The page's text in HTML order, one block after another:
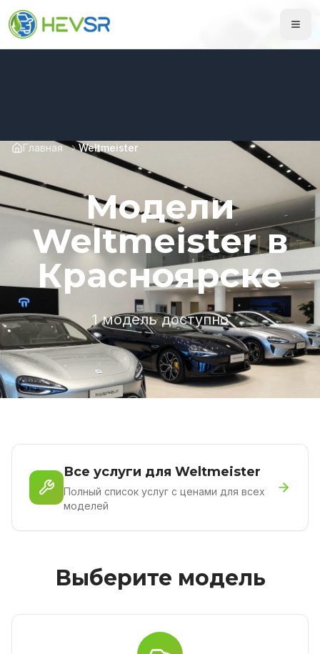
Главная Weltmeister
Модели
Weltmeister в
Красноярске
1 модель доступно
Все услуги для Weltmeister
Полный список услуг с ценами для всех
моделей
Выберите модель